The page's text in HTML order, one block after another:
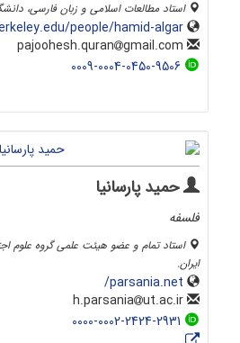
استاد مطالعات اسلامی و زبان فارسی،
people/hamid-algar
gmail.com
0009-0004-0450-9506
حمید پارسانیا
فلسفه
استاد تمام و عضو هیئت علمی گروه علوم
ایران.
parsania.net/
ut.ac.ir
0000-0002-2424-2931